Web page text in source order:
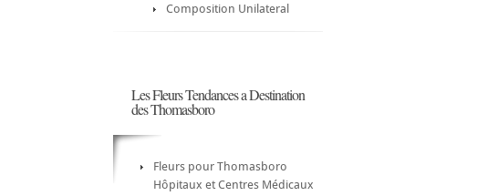
Composition Unilateral
Les Fleurs Tendances a Destination
des Thomasboro
Fleurs pour Thomasboro
Hôpitaux et Centres Médicaux